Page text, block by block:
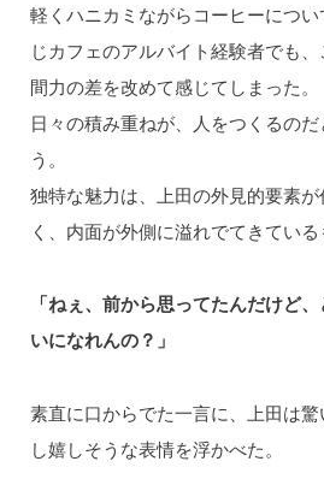
軽くハニカミながらコーヒーにつ
じカフェのアルバイト経験者でも
間力の差を改めて感じてしまった。
⽇々の積み重ねが、⼈をつくるの
う。
独特な魅⼒は、上田の外見的要素
く、内面が外側に溢れでてきている
「ねぇ、前から思ってたんだけど
いになれんの？」
素直に⼝からでた⼀言に、上⽥は
し嬉しそうな表情を浮かべた。